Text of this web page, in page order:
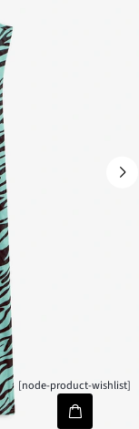
[node-product-wishlist]